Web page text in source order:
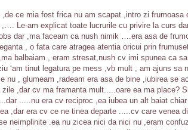
ce mia fost frica nu am scapat ,intro zi frumoasa
Le-am explicat toate lucrurile cu privire la curs
dar ,ma faceam ca nush nimik ….era asa de
, o fata care atragea atentia oricui prin
balbaiam , eram stresat,nush cv imi spunea ca
‘am tinut legatura pe mess ,vb mult , am ajuns sa
nu , glumeam ,radeam era asa de bine ,iubirea se
,dar cv ma framanta mult.....oare ea ma place?
.....nu era cv reciproc ,ea iubea un alt baiat
,dar era cv ce ne tinea departe .....cv care venea
neimplinite .ea nu zicea nici da nici nu ,eram